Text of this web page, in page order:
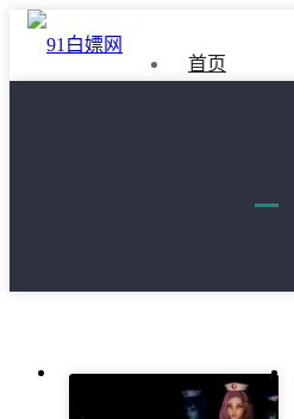
首页
隐私政策
文